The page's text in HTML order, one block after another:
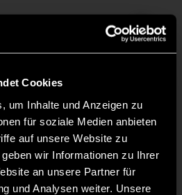
Cookies
um Inhalte und Anzeigen zu
für soziale Medien anbieten
auf unsere Website zu
wir Informationen zu Ihrer
an unsere Partner für
und Analysen weiter. Unsere